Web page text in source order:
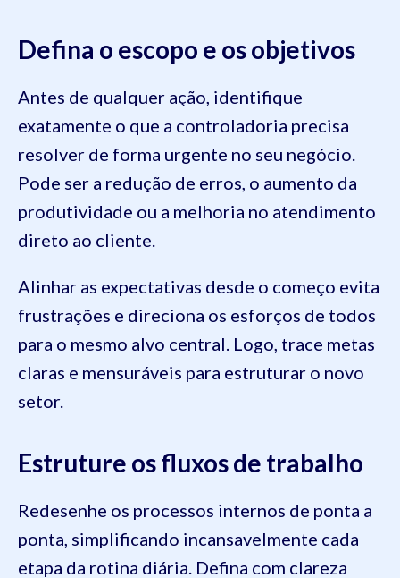
Defina o escopo e os objetivos
Antes de qualquer ação, identifique
exatamente o que a controladoria precisa
resolver de forma urgente no seu negócio.
Pode ser a redução de erros, o aumento da
produtividade ou a melhoria no atendimento
direto ao cliente.
Alinhar as expectativas desde o começo evita
frustrações e direciona os esforços de todos
para o mesmo alvo central. Logo, trace metas
claras e mensuráveis para estruturar o novo
setor.
Estruture os fluxos de trabalho
Redesenhe os processos internos de ponta a
ponta, simplificando incansavelmente cada
etapa da rotina diária. Defina com clareza